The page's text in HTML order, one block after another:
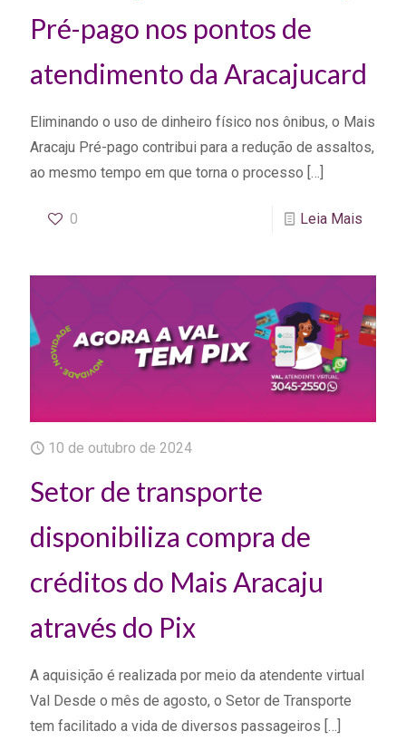
Pré-pago nos pontos de
atendimento da Aracajucard
Eliminando o uso de dinheiro físico nos ônibus, o Mais
Aracaju Pré-pago contribui para a redução de assaltos,
ao mesmo tempo em que torna o processo […]
0 Leia Mais
10 de outubro de 2024
Setor de transporte
disponibiliza compra de
créditos do Mais Aracaju
através do Pix
A aquisição é realizada por meio da atendente virtual
Val Desde o mês de agosto, o Setor de Transporte
tem facilitado a vida de diversos passageiros […]